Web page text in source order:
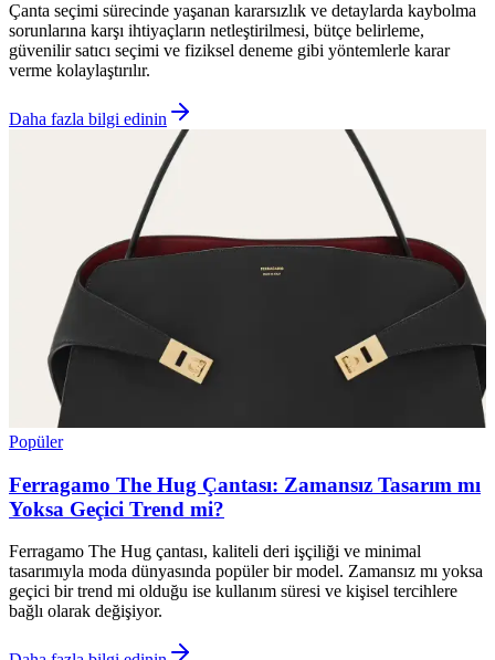
Çanta seçimi sürecinde yaşanan kararsızlık ve detaylarda kaybolma
sorunlarına karşı ihtiyaçların netleştirilmesi, bütçe belirleme,
güvenilir satıcı seçimi ve fiziksel deneme gibi yöntemlerle karar
verme kolaylaştırılır.
Daha fazla bilgi edinin
Popüler
Ferragamo The Hug Çantası: Zamansız Tasarım mı
Yoksa Geçici Trend mi?
Ferragamo The Hug çantası, kaliteli deri işçiliği ve minimal
tasarımıyla moda dünyasında popüler bir model. Zamansız mı yoksa
geçici bir trend mi olduğu ise kullanım süresi ve kişisel tercihlere
bağlı olarak değişiyor.